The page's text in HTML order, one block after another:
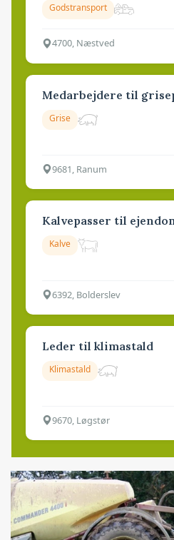
Godstransport
4700, Næstved
Medarbejdere til
Grise
9681, Ranum
Kalvepasser til
Kalve
6392, Bolderslev
Leder til klimastald
Klimastald
9670, Løgstør